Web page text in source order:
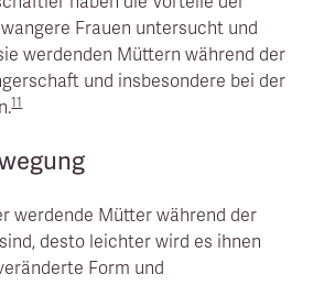
Frauen untersucht und
werdenden Müttern während der
und insbesondere bei der
11
werdende Mütter während der
desto leichter wird es ihnen
Form und